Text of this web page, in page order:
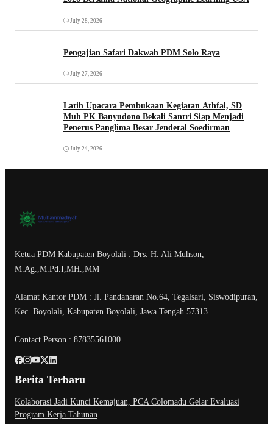
July 28, 2026
Pengajian Safari Dakwah PDM Solo Raya
July 27, 2026
Latih Upacara Pembukaan Kegiatan Athfal, SD
Muh PK Banyudono Bekali Santri Siap Menjadi
Penerus Panglima Besar Jenderal Soedirman
July 24, 2026
Ketua PDM Kabupaten Boyolali : Drs. H. Ali Muhson,
M.Ag.,M.Pd.I,MH.,MM
Alamat Kantor PDM : Jl. Pandanaran No.64, Tegalsari, Siswodipuran,
Kec. Boyolali, Kabupaten Boyolali, Jawa Tengah 57313
Contact Person : 87835561000
Berita Terbaru
Kolaborasi Jadi Kunci Kemajuan, PCA Colomadu Gelar Evaluasi
Program Kerja Tahunan